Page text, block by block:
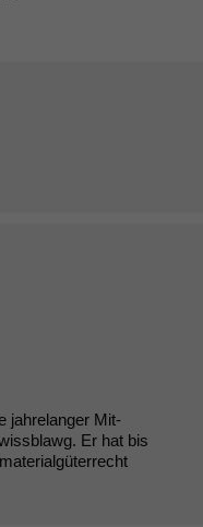
jahrelanger Mit-
Er hat bis